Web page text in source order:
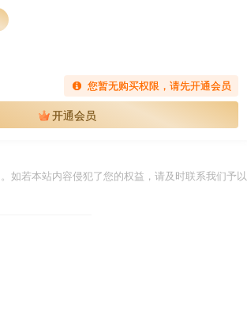
您暂无购买权限，请先开通会员
开通会员
如若本站内容侵犯了您的权益，请及时联系我们予以